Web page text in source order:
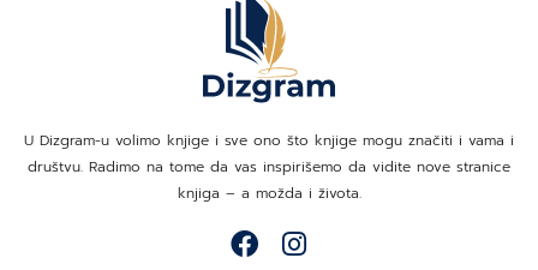
U Dizgram-u volimo knjige i sve ono što knjige mogu značiti i vama i
društvu. Radimo na tome da vas inspirišemo da vidite nove stranice
knjiga – a možda i života.
F
I